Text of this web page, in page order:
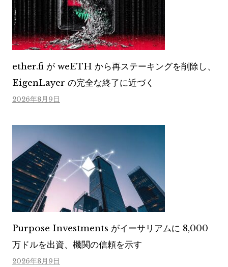
ether.fi が weETH から再ステーキングを削除し、
EigenLayer の完全な終了に近づく
2026年8月9日
Purpose Investments がイーサリアムに 8,000
万ドルを出資、機関の信頼を示す
2026年8月9日